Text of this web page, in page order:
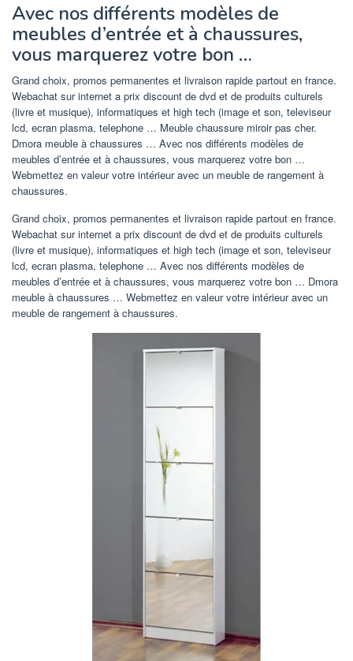
Avec nos différents modèles de
meubles d’entrée et à chaussures,
vous marquerez votre bon …
Grand choix, promos permanentes et livraison rapide partout en france.
Webachat sur internet a prix discount de dvd et de produits culturels
(livre et musique), informatiques et high tech (image et son, televiseur
lcd, ecran plasma, telephone … Meuble chaussure miroir pas cher.
Dmora meuble à chaussures … Avec nos différents modèles de
meubles d’entrée et à chaussures, vous marquerez votre bon …
Webmettez en valeur votre intérieur avec un meuble de rangement à
chaussures.
Grand choix, promos permanentes et livraison rapide partout en france.
Webachat sur internet a prix discount de dvd et de produits culturels
(livre et musique), informatiques et high tech (image et son, televiseur
lcd, ecran plasma, telephone … Avec nos différents modèles de
meubles d’entrée et à chaussures, vous marquerez votre bon … Dmora
meuble à chaussures … Webmettez en valeur votre intérieur avec un
meuble de rangement à chaussures.